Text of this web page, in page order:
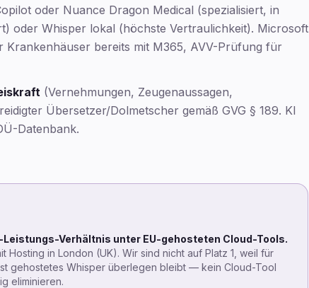
oder Nuance Dragon Medical (spezialisiert, in
oder Whisper lokal (höchste Vertraulichkeit). Microsoft
Krankenhäuser bereits mit M365, AVV-Prüfung für
(Vernehmungen, Zeugenaussagen,
Übersetzer/Dolmetscher gemäß GVG § 189. KI
Datenbank.
Verhältnis unter EU-gehosteten Cloud-Tools.
in London (UK). Wir sind nicht auf Platz 1, weil für
gehostetes Whisper überlegen bleibt — kein Cloud-Tool
eliminieren.